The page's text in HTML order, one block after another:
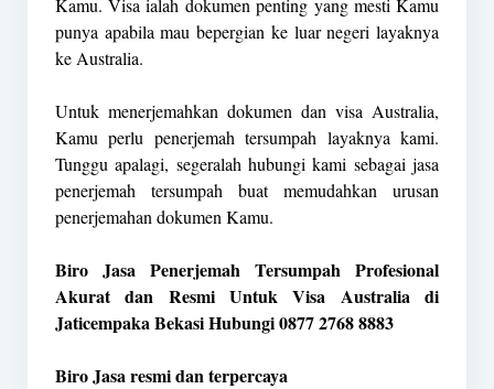
punya apabila mau bepergian ke luar negeri layaknya
ke Australia.
Untuk menerjemahkan dokumen dan visa Australia,
Kamu perlu penerjemah tersumpah layaknya kami.
Tunggu apalagi, segeralah hubungi kami sebagai jasa
penerjemah tersumpah buat memudahkan urusan
penerjemahan dokumen Kamu.
Biro Jasa Penerjemah Tersumpah Profesional
Akurat dan Resmi Untuk Visa Australia di
Jaticempaka Bekasi Hubungi 0877 2768 8883
Biro Jasa resmi dan terpercaya